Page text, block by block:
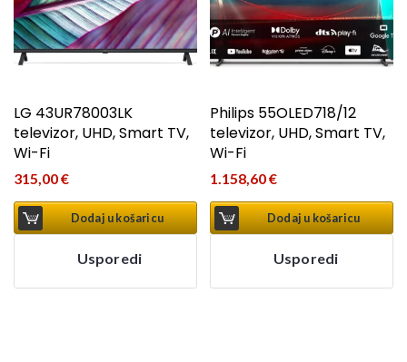
LG 43UR78003LK
televizor, UHD, Smart TV,
Wi-Fi
315,00€
Dodaj u košaricu
Usporedi
Philips 55OLED718/12
televizor, UHD, Smart TV,
Wi-Fi
1.158,60€
Dodaj u košaricu
Usporedi